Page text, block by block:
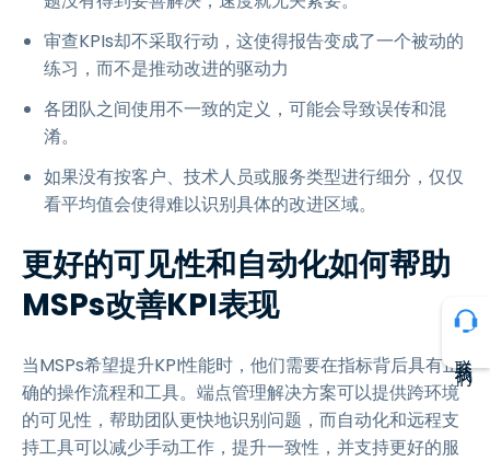
审查KPIs却不采取行动，这使得报告变成了一个被动的
练习，而不是推动改进的驱动力
各团队之间使用不一致的定义，可能会导致误传和混
淆。
如果没有按客户、技术人员或服务类型进行细分，仅仅
看平均值会使得难以识别具体的改进区域。
更好的可见性和自动化如何帮助
MSPs改善KPI表现
当MSPs希望提升KPI性能时，他们需要在指标背后具有正
确的操作流程和工具。端点管理解决方案可以提供跨环境
的可见性，帮助团队更快地识别问题，而自动化和远程支
持工具可以减少手动工作，提升一致性，并支持更好的服